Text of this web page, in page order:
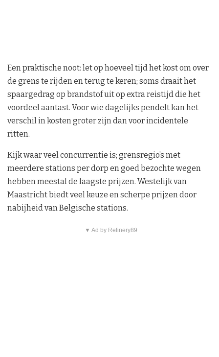
Een praktische noot: let op hoeveel tijd het kost om over
de grens te rijden en terug te keren; soms draait het
spaargedrag op brandstof uit op extra reistijd die het
voordeel aantast. Voor wie dagelijks pendelt kan het
verschil in kosten groter zijn dan voor incidentele
ritten.
Kijk waar veel concurrentie is; grensregio’s met
meerdere stations per dorp en goed bezochte wegen
hebben meestal de laagste prijzen. Westelijk van
Maastricht biedt veel keuze en scherpe prijzen door
nabijheid van Belgische stations.
▼ Ad by Refinery89